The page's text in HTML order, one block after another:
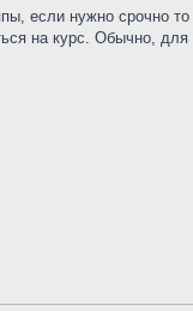
если нужно срочно то
на курс. Обычно,